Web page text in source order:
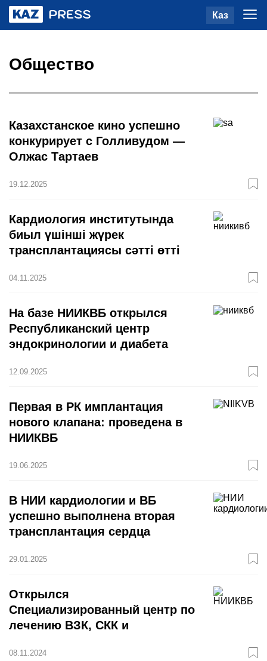
Каз
Общество
19.12.2025
Казахстанское кино успешно
конкурирует с Голливудом —
Олжас Тартаев
04.11.2025
Кардиология институтында
биыл үшінші жүрек
трансплантациясы сәтті өтті
12.09.2025
На базе НИИКВБ открылся
Республиканский центр
эндокринологии и диабета
19.06.2025
Первая в РК имплантация
нового клапана: проведена в
НИИКВБ
29.01.2025
В НИИ кардиологии и ВБ
успешно выполнена вторая
трансплантация сердца
08.11.2024
Открылся
Специализированный центр по
лечению ВЗК, СКК и